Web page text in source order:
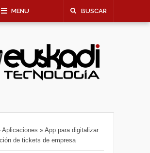
MENU BUSCAR
Aplicaciones » App para digitalizar
de tickets de empresa